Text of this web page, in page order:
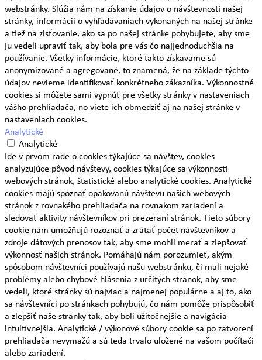
webstránky. Slúžia nám na získanie údajov o návštevnosti našej
stránky, informácii o vyhľadávaniach vykonaných na našej stránke
a tiež na zisťovanie, ako sa po našej stránke pohybujete, aby sme
ju vedeli upraviť tak, aby bola pre vás čo najjednoduchšia na
používanie. Všetky informácie, ktoré takto získavame sú
anonymizované a agregované, to znamená, že na základe týchto
údajov nevieme identifikovať konkrétneho zákazníka. Výkonnostné
cookies si môžete sami vypnúť pre všetky stránky v nastaveniach
vášho prehliadača, no viete ich obmedziť aj na našej stránke v
nastaveniach cookies.
Analytické
Analytické
Ide v prvom rade o cookies týkajúce sa návštev, cookies
analyzujúce pôvod návštevy, cookies týkajúce sa výkonnosti
webových stránok, štatistické alebo analytické cookies. Analytické
cookies majú spoznať opakovanú návštevu našich webových
stránok z rovnakého prehliadača na rovnakom zariadení a
sledovať aktivity návštevníkov pri prezeraní stránok. Tieto súbory
cookie nám umožňujú rozoznať a zrátať počet návštevníkov a
zdroje dátových prenosov tak, aby sme mohli merať a zlepšovať
výkonnosť našich stránok. Pomáhajú nám porozumieť, akým
spôsobom návštevníci používajú našu webstránku, či mali nejaké
problémy alebo chybové hlásenia z určitých stránok, aby sme
vedeli, ktoré stránky sú najviac a najmenej populárne a aj to, ako
sa návštevníci po stránkach pohybujú, čo nám pomôže prispôsobiť
a zlepšiť naše stránky tak, aby boli užitočnejšie a navigácia
intuitívnejšia. Analytické / výkonové súbory cookie sa po zatvorení
prehliadača nevymažú a sú teda trvalo uložené na vašom počítači
alebo zariadení.